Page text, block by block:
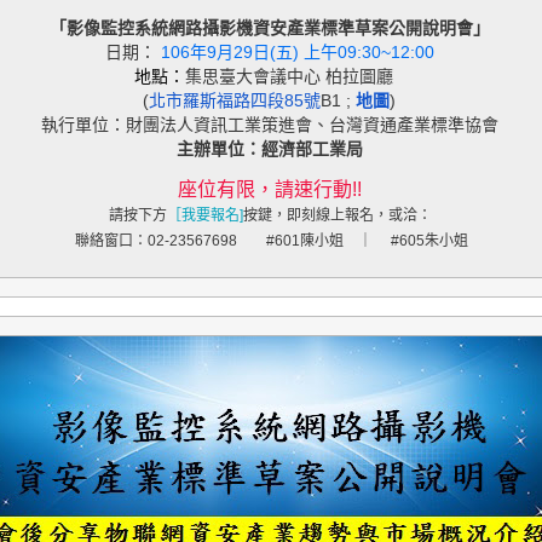
「影像監控系統網路攝影機資安產業標準草案公開說明會」
日期： 106年9月29日(五) 上午09:30~12:00
地點： 集思臺大會議中心 柏拉圖廳
(北市羅斯福路四段85號B1 ; 地圖)
執行單位：財團法人資訊工業策進會、台灣資通產業標準協會
主辦單位：經濟部工業局
座位有限，請速行動!!
請按下方［我要報名]按鍵，即刻線上報名，或洽：
聯絡窗口：02-23567698 #601陳小姐 ｜ #605朱小姐